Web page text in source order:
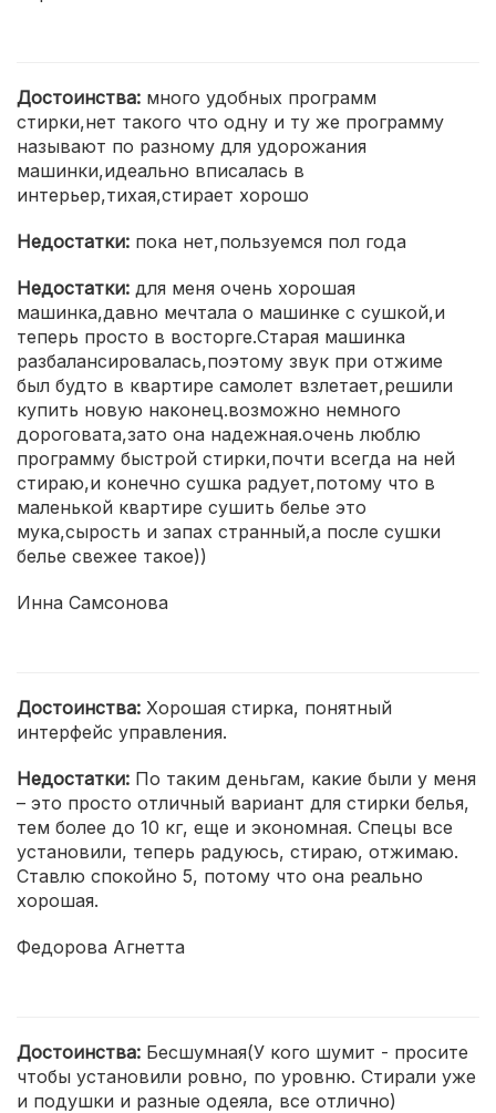
Достоинства: много удобных программ
стирки,нет такого что одну и ту же программу
называют по разному для удорожания
машинки,идеально вписалась в
интерьер,тихая,стирает хорошо
Недостатки: пока нет,пользуемся пол года
Недостатки: для меня очень хорошая
машинка,давно мечтала о машинке с сушкой,и
теперь просто в восторге.Старая машинка
разбалансировалась,поэтому звук при отжиме
был будто в квартире самолет взлетает,решили
купить новую наконец.возможно немного
дороговата,зато она надежная.очень люблю
программу быстрой стирки,почти всегда на ней
стираю,и конечно сушка радует,потому что в
маленькой квартире сушить белье это
мука,сырость и запах странный,а после сушки
белье свежее такое))
Инна Самсонова
Достоинства: Хорошая стирка, понятный
интерфейс управления.
Недостатки: По таким деньгам, какие были у меня
– это просто отличный вариант для стирки белья,
тем более до 10 кг, еще и экономная. Спецы все
установили, теперь радуюсь, стираю, отжимаю.
Ставлю спокойно 5, потому что она реально
хорошая.
Федорова Агнетта
Достоинства: Бесшумная(У кого шумит - просите
чтобы установили ровно, по уровню. Стирали уже
и подушки и разные одеяла, все отлично)